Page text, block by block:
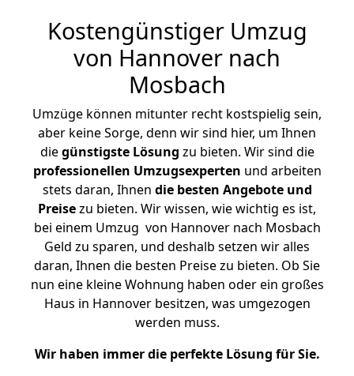
Kostengünstiger Umzug
von Hannover nach
Mosbach
Umzüge können mitunter recht kostspielig sein,
aber keine Sorge, denn wir sind hier, um Ihnen
diegünstigste Lösung zu bieten. Wir sind die
professionellen Umzugsexperten und arbeiten
stets daran, Ihnen die besten Angebote und
Preisezu bieten. Wir wissen, wie wichtig es ist,
bei einem Umzug von Hannover nach Mosbach
Geld zu sparen, und deshalb setzen wir alles
daran, Ihnen die besten Preise zu bieten. Ob Sie
nun eine kleine Wohnung haben oder ein großes
Haus in Hannover besitzen, was umgezogen
werden muss.
Wir haben immer die perfekte Lösung für Sie.